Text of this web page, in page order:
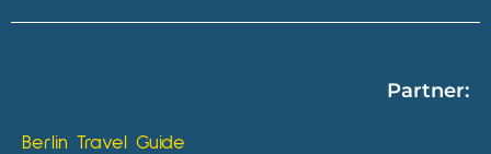
Partner:
Berlin Travel Guide